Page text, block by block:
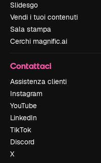
Slidesgo
Vendi i tuoi contenuti
Sala stampa
Cerchi magnific.ai
Contattaci
Assistenza clienti
Instagram
YouTube
LinkedIn
TikTok
Discord
X